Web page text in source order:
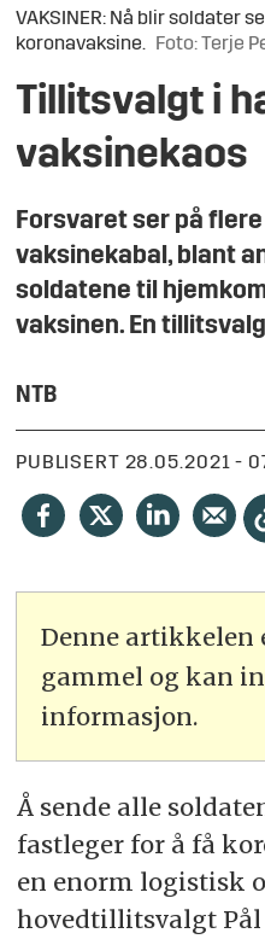
VAKSINER: Nå blir soldater
koronavaksine.
Foto: Terje
Tillitsvalgt i
vaksinekaos
Forsvaret ser på
vaksinekabal, blant
soldatene til
vaksinen. En
NTB
PUBLISERT 28.05.2021 -
Denne artikkelen
gammel og kan
informasjon.
Å sende alle
fastleger for å få
en enorm logistisk
hovedtillitsvalgt